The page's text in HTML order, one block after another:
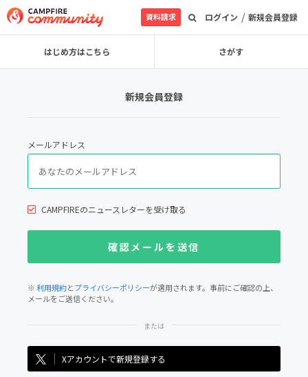
ログイン / 新規会員登録
資料請求
はじめ方はこちら さがす
新規会員登録
メールアドレス
CAMPFIREのニュースレターを受け取る
※利用規約とプライバシーポリシーが適用されます。事前にご確認の上、
メールをご送信ください。
Xアカウントで新規登録する